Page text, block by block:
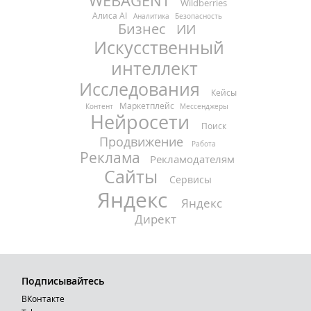
Wildberries
Алиса AI Аналитика Безопасность
Бизнес ИИ
Искусственный
интеллект
Исследования
Кейсы
Контент Маркетплейс Мессенджеры
Нейросети Поиск
Продвижение Работа
Реклама Рекламодателям
Сайты Сервисы
Яндекс
Яндекс
Директ
Подписывайтесь
ВКонтакте